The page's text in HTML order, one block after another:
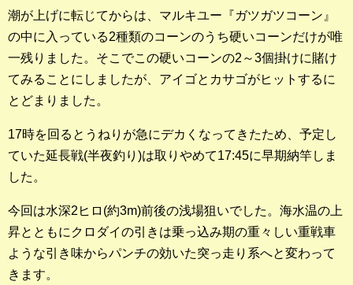
潮が上げに転じてからは、マルキユー『ガツガツコーン』
の中に入っている2種類のコーンのうち硬いコーンだけが唯
一残りました。そこでこの硬いコーンの2～3個掛けに賭け
てみることにしましたが、アイゴとカサゴがヒットするに
とどまりました。
17時を回るとうねりが急にデカくなってきたため、予定し
ていた延長戦(半夜釣り)は取りやめて17:45に早期納竿しま
した。
今回は水深2ヒロ(約3m)前後の浅場狙いでした。海水温の上
昇とともにクロダイの引きは乗っ込み期の重々しい重戦車
ような引き味からパンチの効いた突っ走り系へと変わって
きます。